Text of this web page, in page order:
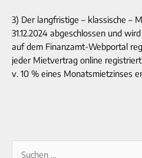
3) Der langfristige – klassische –
31.12.2024 abgeschlossen und
auf dem Finanzamt-Webportal
jeder Mietvertrag online
v. 10 % eines Monatsmietzinses